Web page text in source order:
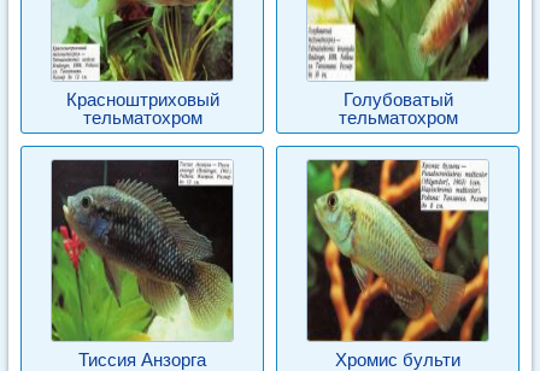
Красноштриховый
тельматохром
Голубоватый
тельматохром
Тиссия Анзорга Хромис бульти